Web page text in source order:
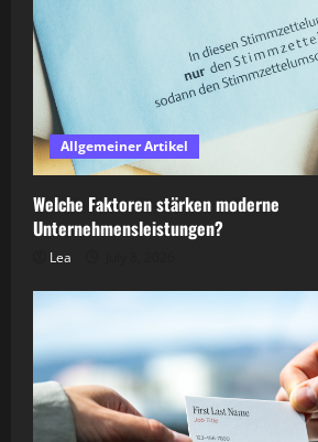
Allgemeiner Artikel
Welche Faktoren stärken moderne
Unternehmensleistungen?
Lea